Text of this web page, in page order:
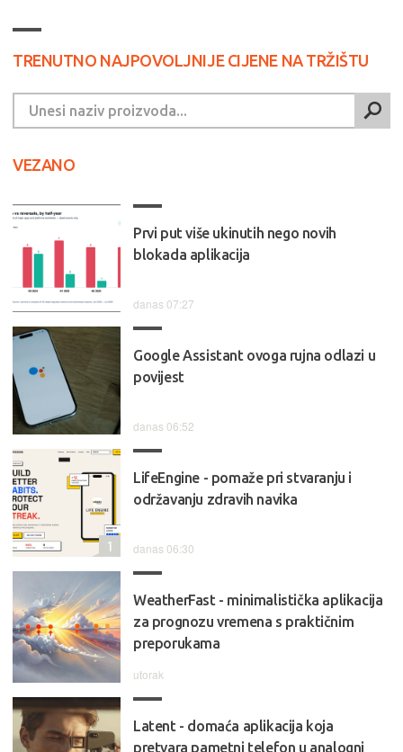
TRENUTNO NAJPOVOLJNIJE CIJENE NA TRŽIŠTU
VEZANO
Prvi put više ukinutih nego novih
blokada aplikacija
danas 07:27
Google Assistant ovoga rujna odlazi u
povijest
danas 06:52
LifeEngine - pomaže pri stvaranju i
održavanju zdravih navika
danas 06:30
1
WeatherFast - minimalistička aplikacija
za prognozu vremena s praktičnim
preporukama
utorak
Latent - domaća aplikacija koja
pretvara pametni telefon u analogni